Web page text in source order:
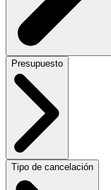
Presupuesto
Tipo de cancelación